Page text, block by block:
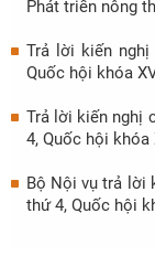
Phát triển nông
Trả lời kiến
Quốc hội khóa
Trả lời kiến nghị
4, Quốc hội
Bộ Nội vụ trả lời
thứ 4, Quốc hội